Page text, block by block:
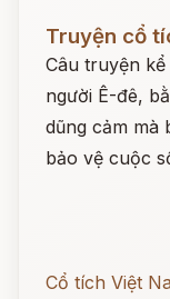
Truyện cổ
Câu truyện
người Ê-đê,
dũng cảm mà
bảo vệ cuộc
Cổ tích Việt